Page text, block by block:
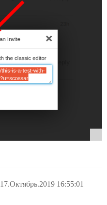
17.Октябрь.2019 16:55:01